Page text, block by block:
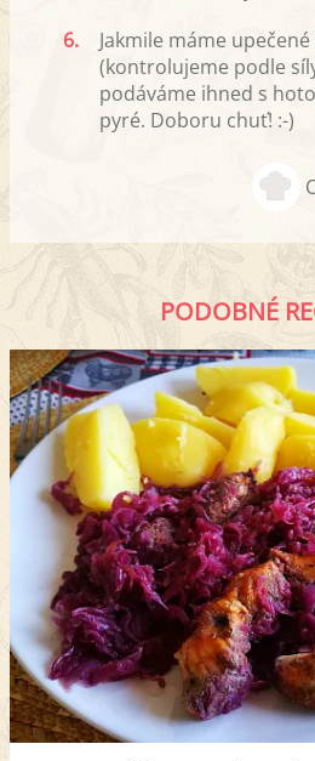
6.
Jakmile máme
(kontrolujeme podle
podáváme ihned s
pyré. Doboru chuť! :-)
PODOBNÉ